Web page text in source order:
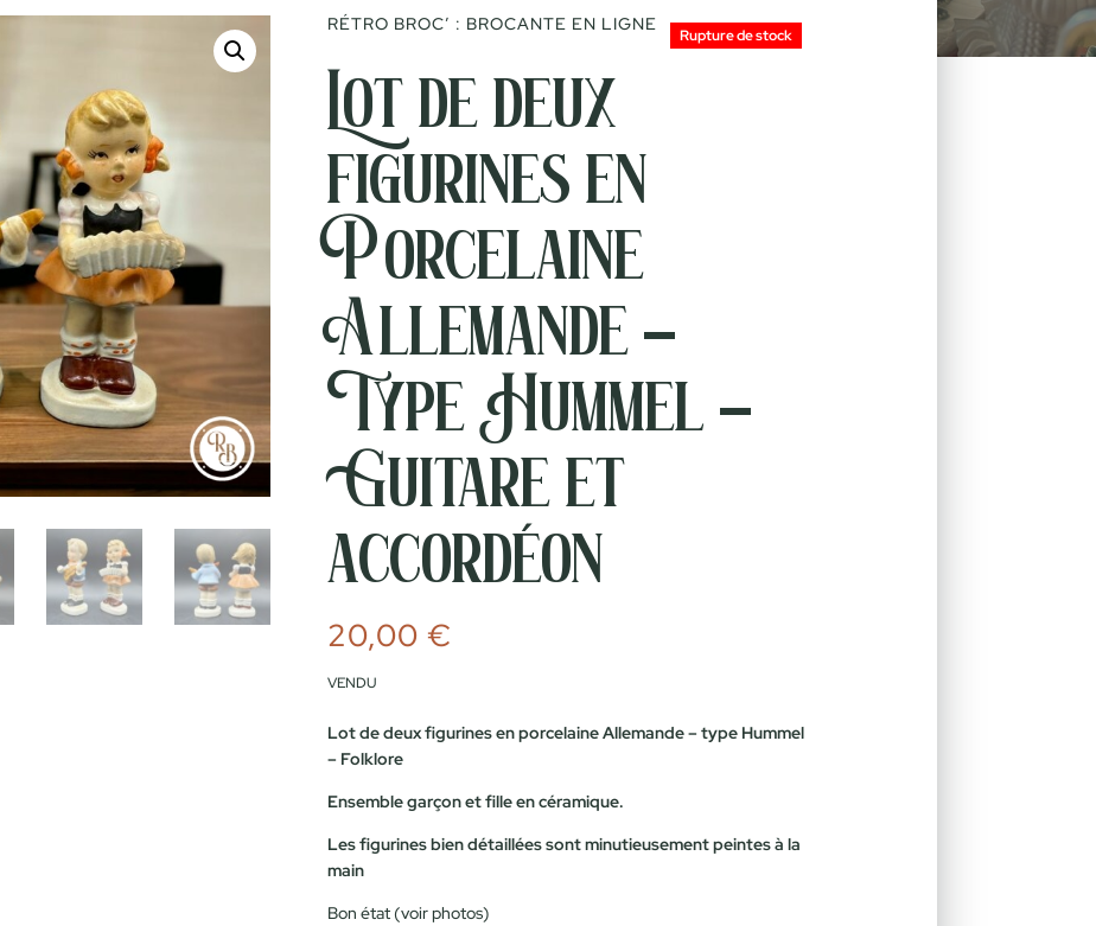
RÉTRO BROC’ : BROCANTE EN LIGNE
Lot de deux
figurines en
Porcelaine
Allemande –
Type Hummel –
Guitare et
accordéon
20,00 €
Rupture de stock
VENDU
Lot de deux figurines en porcelaine Allemande – type Hummel
– Folklore
Ensemble garçon et fille en céramique.
Les figurines bien détaillées sont minutieusement peintes à la
main
Bon état (voir photos)